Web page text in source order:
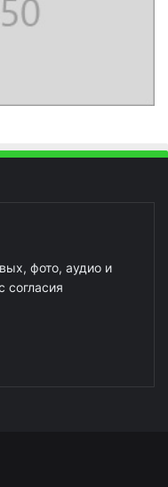
фото, аудио и
согласия